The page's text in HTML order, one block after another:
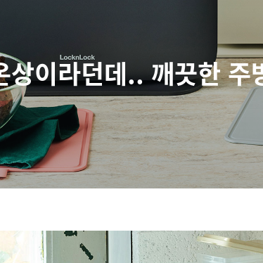
상이라던데.. 깨끗한 주